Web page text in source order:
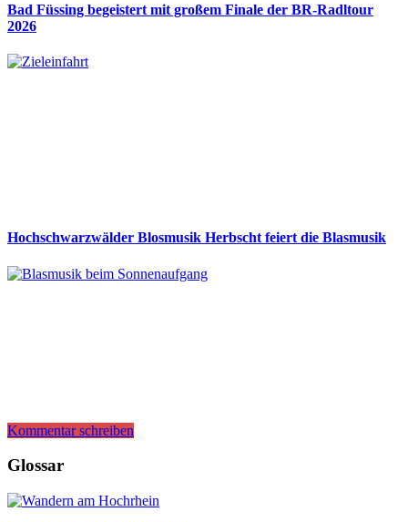
Bad Füssing begeistert mit großem Finale der BR-Radltour
2026
Hochschwarzwälder Blosmusik Herbscht feiert die Blasmusik
Kommentar schreiben
Glossar